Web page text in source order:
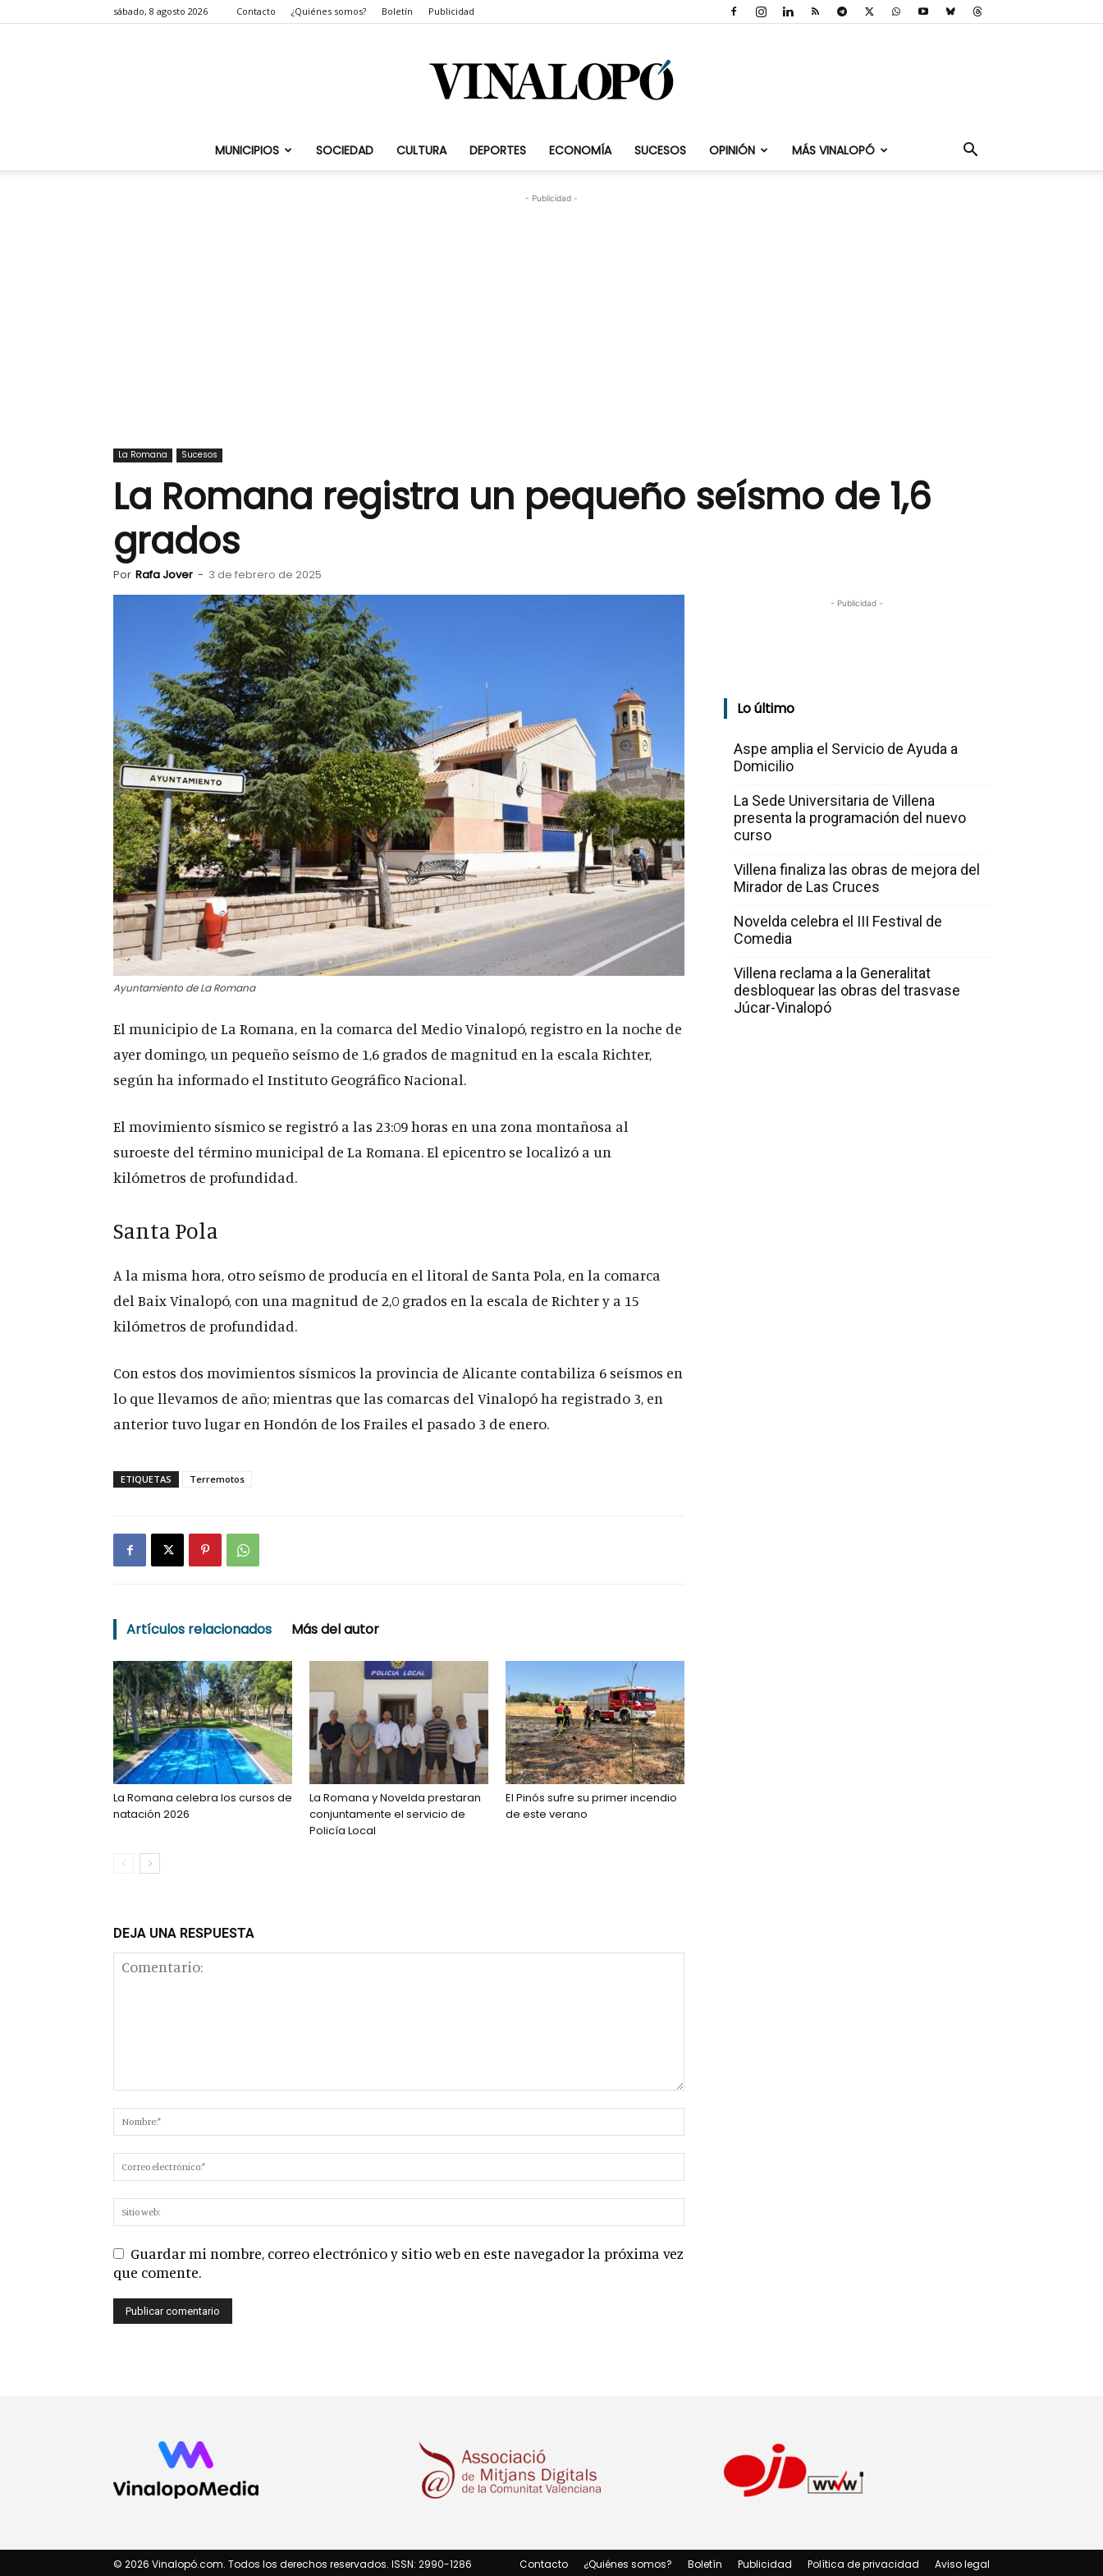
sábado, 8 agosto 2026 Contacto ¿Quiénes somos? Boletín Publicidad
Vinalopó.com
MUNICIPIOS SOCIEDAD CULTURA DEPORTES ECONOMÍA SUCESOS OPINIÓN MÁS VINALOPÓ
- Publicidad -
La Romana Sucesos
La Romana registra un pequeño seísmo de 1,6
grados
Por Rafa Jover - 3 de febrero de 2025
Ayuntamiento de La Romana
El municipio de La Romana, en la comarca del Medio Vinalopó, registro en la noche de
ayer domingo, un pequeño seísmo de 1,6 grados de magnitud en la escala Richter,
según ha informado el Instituto Geográfico Nacional.
El movimiento sísmico se registró a las 23:09 horas en una zona montañosa al
suroeste del término municipal de La Romana. El epicentro se localizó a un
kilómetros de profundidad.
Santa Pola
A la misma hora, otro seísmo de producía en el litoral de Santa Pola, en la comarca
del Baix Vinalopó, con una magnitud de 2,0 grados en la escala de Richter y a 15
kilómetros de profundidad.
Con estos dos movimientos sísmicos la provincia de Alicante contabiliza 6 seísmos en
lo que llevamos de año; mientras que las comarcas del Vinalopó ha registrado 3, en
anterior tuvo lugar en Hondón de los Frailes el pasado 3 de enero.
ETIQUETAS Terremotos
Artículos relacionados Más del autor
La Romana celebra los cursos de
natación 2026
La Romana y Novelda prestaran
conjuntamente el servicio de
Policía Local
El Pinós sufre su primer incendio
de este verano
DEJA UNA RESPUESTA
Guardar mi nombre, correo electrónico y sitio web en este navegador la próxima vez
que comente.
- Publicidad -
Lo último
Aspe amplia el Servicio de Ayuda a
Domicilio
La Sede Universitaria de Villena
presenta la programación del nuevo
curso
Villena finaliza las obras de mejora del
Mirador de Las Cruces
Novelda celebra el III Festival de
Comedia
Villena reclama a la Generalitat
desbloquear las obras del trasvase
Júcar-Vinalopó
Contacto ¿Quiénes somos? Boletín Publicidad Política de privacidad Aviso legal
© 2026 Vinalopó.com. Todos los derechos reservados. ISSN: 2990-1286